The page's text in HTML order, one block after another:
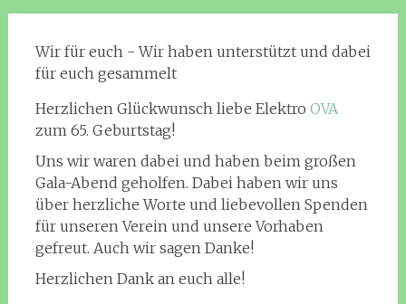
Wir für euch - Wir haben unterstützt und dabei
für euch gesammelt
Herzlichen Glückwunsch liebe Elektro OVA
zum 65. Geburtstag!
Uns wir waren dabei und haben beim großen
Gala-Abend geholfen. Dabei haben wir uns
über herzliche Worte und liebevollen Spenden
für unseren Verein und unsere Vorhaben
gefreut. Auch wir sagen Danke!
Herzlichen Dank an euch alle!